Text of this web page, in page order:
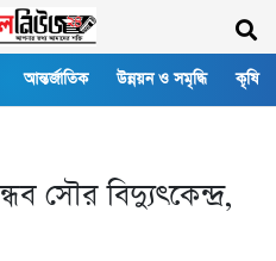
আন্তর্জাতিক উন্নয়ন ও সমৃদ্ধি কৃষি
সৌর বিদ্যুৎকেন্দ্র,